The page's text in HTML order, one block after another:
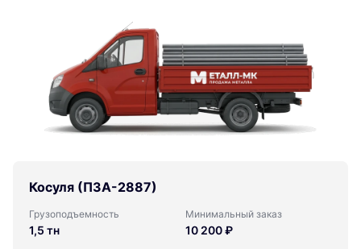
Косуля (ПЗА-2887)
Грузоподъемность
1,5 тн
Минимальный заказ
10 200 ₽